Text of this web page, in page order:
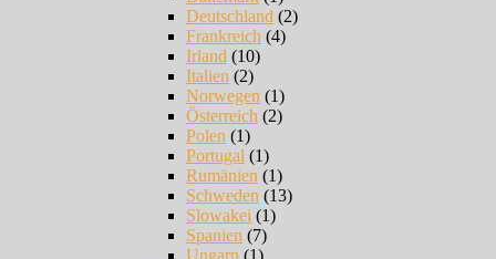
Deutschland (2)
Frankreich (4)
Irland (10)
Italien (2)
Norwegen (1)
Österreich (2)
Polen (1)
Portugal (1)
Rumänien (1)
Schweden (13)
Slowakei (1)
Spanien (7)
Ungarn (1)